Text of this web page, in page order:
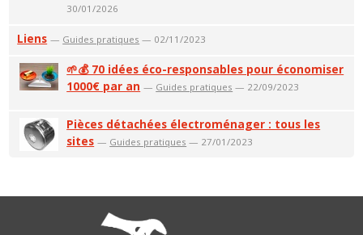
30/01/2026
Liens — Guides pratiques — 02/11/2023
🌱💰 70 idées éco-responsables pour économiser
1000€ par an — Guides pratiques — 22/09/2023
Pièces détachées électroménager : tous les
sites — Guides pratiques — 27/01/2023